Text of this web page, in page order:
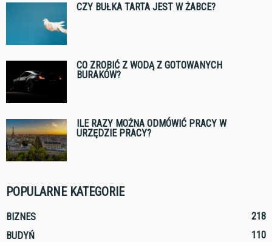
CZY BUŁKA TARTA JEST W ŻABCE?
CO ZROBIĆ Z WODĄ Z GOTOWANYCH
BURAKÓW?
ILE RAZY MOŻNA ODMÓWIĆ PRACY W
URZĘDZIE PRACY?
POPULARNE KATEGORIE
BIZNES
218
BUDYŃ
110